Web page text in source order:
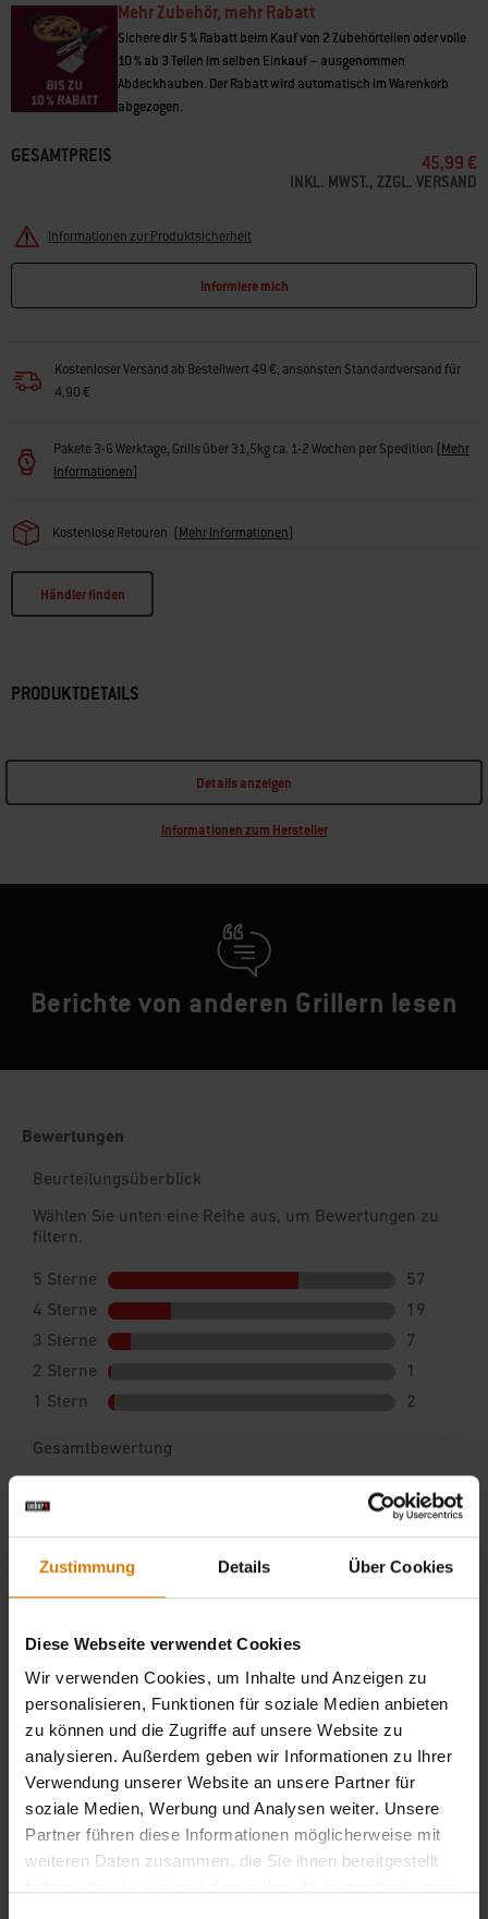
Zustimmung Details Über Cookies
Diese Webseite verwendet Cookies
Wir verwenden Cookies, um Inhalte und Anzeigen zu
personalisieren, Funktionen für soziale Medien anbieten
zu können und die Zugriffe auf unsere Website zu
analysieren. Außerdem geben wir Informationen zu Ihrer
Verwendung unserer Website an unsere Partner für
soziale Medien, Werbung und Analysen weiter. Unsere
Partner führen diese Informationen möglicherweise mit
weiteren Daten zusammen, die Sie ihnen bereitgestellt
Mehr Zubehör, mehr Rabatt
Sichere dir 5 % Rabatt beim Kauf von 2 Zubehörteilen oder volle
10 % ab 3 Teilen im selben Einkauf – ausgenommen
Abdeckhauben. Der Rabatt wird automatisch im Warenkorb
abgezogen.
GESAMTPREIS 45,99 €
INKL. MWST., ZZGL. VERSAND
Informationen zur Produktsicherheit
Informiere mich
Kostenloser Versand ab Bestellwert 49 €, ansonsten Standardversand für
4,90 €
Pakete 3-6 Werktage, Grills über 31,5kg ca. 1-2 Wochen per Spedition (Mehr
Informationen)
Kostenlose Retouren (Mehr Informationen)
Händler finden
PRODUKTDETAILS
Details anzeigen
Informationen zum Hersteller
Berichte von anderen Grillern lesen